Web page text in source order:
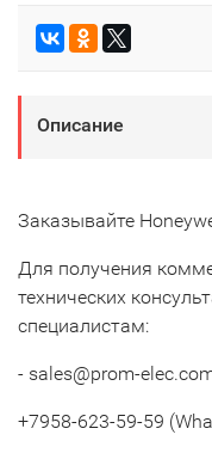
Описание
Заказывайте
Для получения
технических
специалистам:
- sales@prom-
+7958-623-59-59